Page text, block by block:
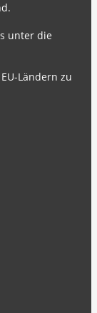
unter die
Ländern zu